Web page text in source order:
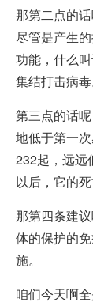
那第二点的
尽管是产生
功能，什么
集结打击病
第三点的话
地低于第一
232起，远远
以后，它的
那第四条建
体的保护的
施。
咱们今天啊